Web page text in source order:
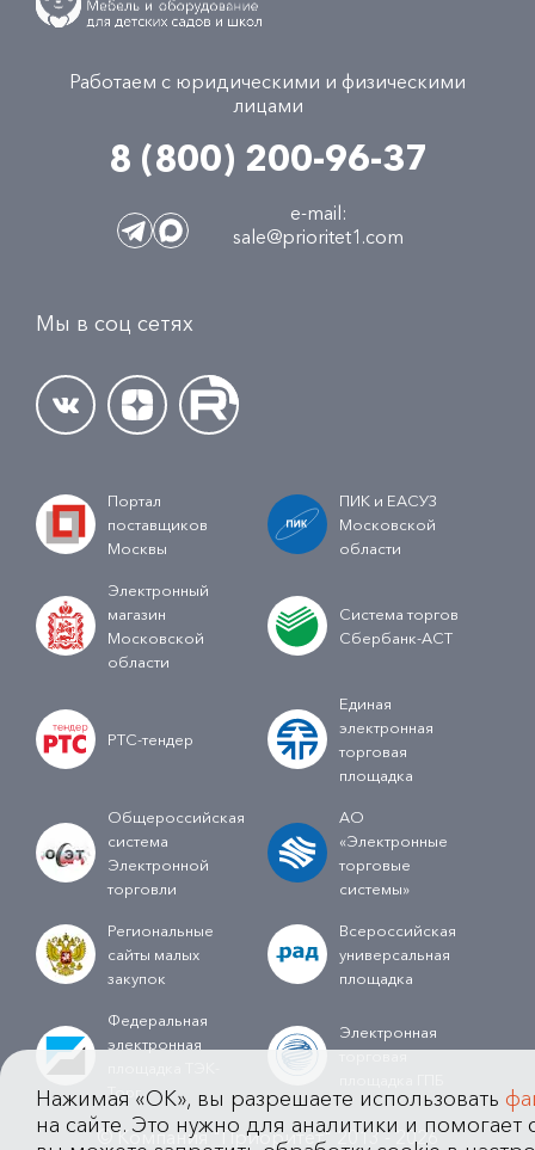
Работаем с юридическими и физическими
лицами
8 (800) 200-96-37
e-mail:
sale@prioritet1.com
Мы в соц сетях
Портал
поставщиков
Москвы
ПИК и ЕАСУЗ
Московской
области
Электронный
магазин
Московской
области
Система торгов
Сбербанк-АСТ
РТС-тендер
Единая
электронная
торговая
площадка
Общероссийская
система
Электронной
торговли
АО
«Электронные
торговые
системы»
Региональные
сайты малых
закупок
Всероссийская
универсальная
площадка
Федеральная
электронная
Торг
Электронная
торговая
© Компания "Приоритет" 2013 - 2026
Нажимая «OK», вы разрешаете использовать
на сайте. Это нужно для аналитики и помогает